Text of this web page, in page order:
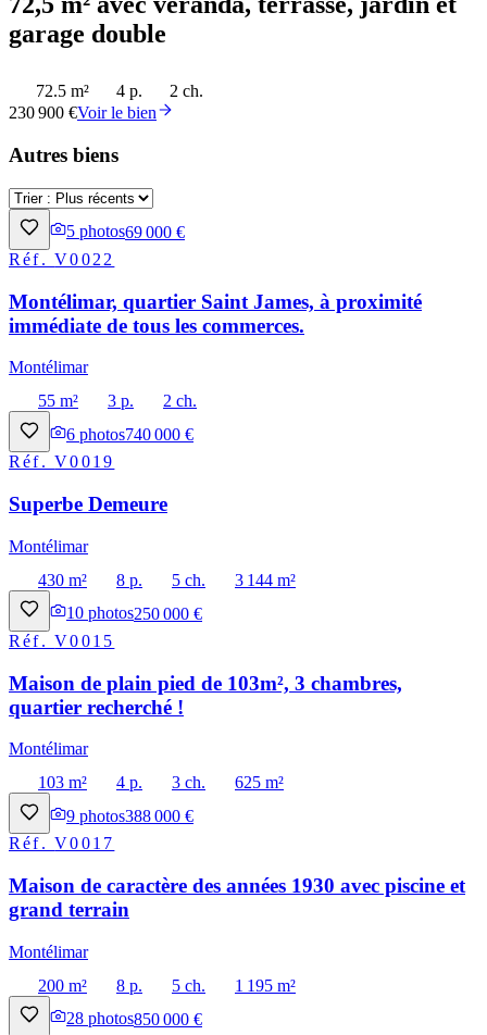
garage double
72.5 m² 4 p.
2 ch.
230 900 €Voir le bien
Autres biens
5 photos69 000 €
Réf.V0022
Montélimar, quartier Saint James, à proximité
immédiate de tous les commerces.
Montélimar
55 m²
3 p.
2 ch.
6 photos740 000 €
Réf.V0019
Superbe Demeure
Montélimar
430 m²
8 p. 5 ch.
3 144 m²
10 photos250 000 €
Réf.V0015
Maison de plain pied de 103m², 3 chambres,
quartier recherché !
Montélimar
103 m²
4 p. 3 ch.
625 m²
9 photos388 000 €
Réf.V0017
Maison de caractère des années 1930 avec piscine et
grand terrain
Montélimar
200 m²
8 p. 5 ch.
1 195 m²
28 photos850 000 €